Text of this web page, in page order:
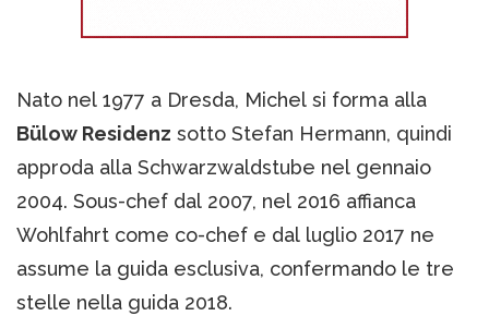
Nato nel 1977 a Dresda, Michel si forma alla
Bülow Residenz sotto Stefan Hermann, quindi
approda alla Schwarzwaldstube nel gennaio
2004. Sous-chef dal 2007, nel 2016 affianca
Wohlfahrt come co-chef e dal luglio 2017 ne
assume la guida esclusiva, confermando le tre
stelle nella guida 2018.